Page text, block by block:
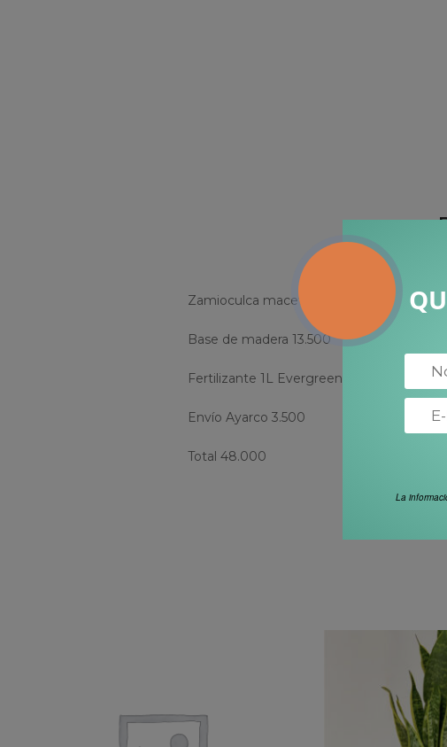
Zamioculca maceta barro 20cm 25.000
Base de madera 13.500
Fertilizante 1L Evergreen 6.000
Envío Ayarco 3.500
Total 48.000
La